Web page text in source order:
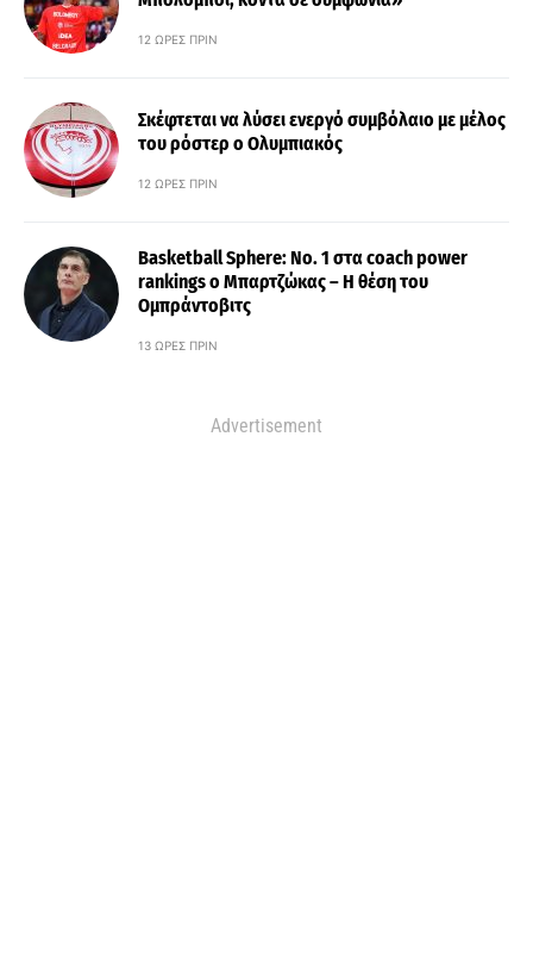
12 ΏΡΕΣ ΠΡΙΝ
Σκέφτεται να λύσει ενεργό συμβόλαιο με μέλος
του ρόστερ ο Ολυμπιακός
12 ΏΡΕΣ ΠΡΙΝ
Basketball Sphere: No. 1 στα coach power
rankings ο Μπαρτζώκας – Η θέση του
Ομπράντοβιτς
13 ΏΡΕΣ ΠΡΙΝ
Advertisement